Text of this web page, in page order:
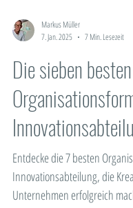
Markus Müller
7. Jan. 2025
7 Min. Lesezeit
Die sieben besten